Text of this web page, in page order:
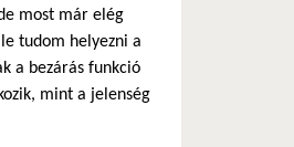
most már elég
tudom helyezni a
a bezárás funkció
mint a jelenség